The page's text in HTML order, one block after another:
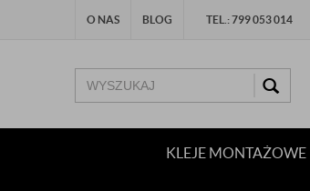
O NAS BLOG TEL.: 799 053 014
KLEJE MONTAŻOWE